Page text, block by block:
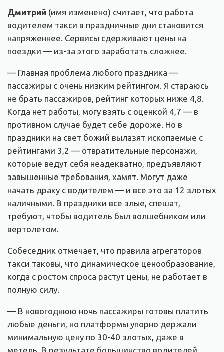
Дмитрий (имя изменено) считает, что работа
водителем такси в праздничные дни становится
напряженнее. Сервисы сдерживают цены на
поездки — из-за этого заработать сложнее.
— Главная проблема любого праздника —
пассажиры с очень низким рейтингом. Я стараюсь
не брать пассажиров, рейтинг которых ниже 4,8.
Когда нет работы, могу взять с оценкой 4,7 — в
противном случае будет себе дороже. Но в
праздники на свет божий вылазят ископаемые с
рейтингами 3,2 — отвратительные персонажи,
которые ведут себя неадекватно, предъявляют
завышенные требования, хамят. Могут даже
начать драку с водителем — и все это за 12 злотых
наличными. В праздники все злые, спешат,
требуют, чтобы водитель был волшебником или
вертолетом.
Собеседник отмечает, что правила агрегаторов
такси таковы, что динамическое ценообразование,
когда с ростом спроса растут цены, не работает в
полную силу.
— В новогоднюю ночь пассажиры готовы платить
любые деньги, но платформы упорно держали
минимальную цену по 30-40 злотых, даже в